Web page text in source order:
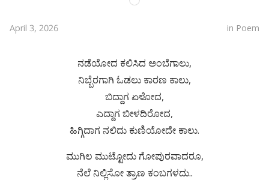
April 3, 2026 in Poem
ನಡೆಯೋದ ಕಲಿಸಿದ ಅಂಬೆಗಾಲು,
ನಿಬ್ಬೆರಗಾಗಿ ಓಡಲು ಕಾರಣ ಕಾಲು,
ಬಿದ್ದಾಗ ಏಳೋದ,
ಎದ್ದಾಗ ಬೀಳದಿರೋದ,
ಹಿಗ್ಗಿದಾಗ ನಲಿದು ಕುಣಿಯೋದೇ ಕಾಲು.
ಮುಗಿಲ ಮುಟ್ಟೋದು ಗೋಪುರವಾದರೂ,
ನೆಲೆ ನಿಲ್ಲಿಸೋ ತ್ರಾಣ ಕಂಬಗಳದು..